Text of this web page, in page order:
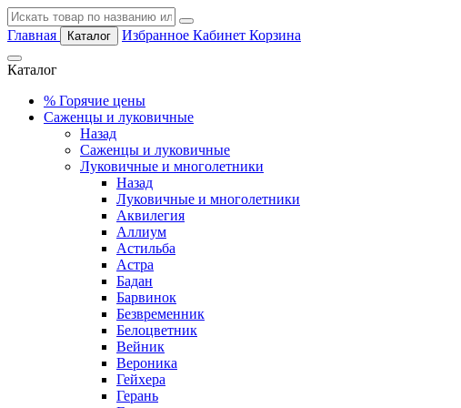
Главная Каталог Избранное Кабинет Корзина
Каталог
% Горячие цены
Саженцы и луковичные
Назад
Саженцы и луковичные
Луковичные и многолетники
Назад
Луковичные и многолетники
Аквилегия
Аллиум
Астильба
Астра
Бадан
Барвинок
Безвременник
Белоцветник
Вейник
Вероника
Гейхера
Герань